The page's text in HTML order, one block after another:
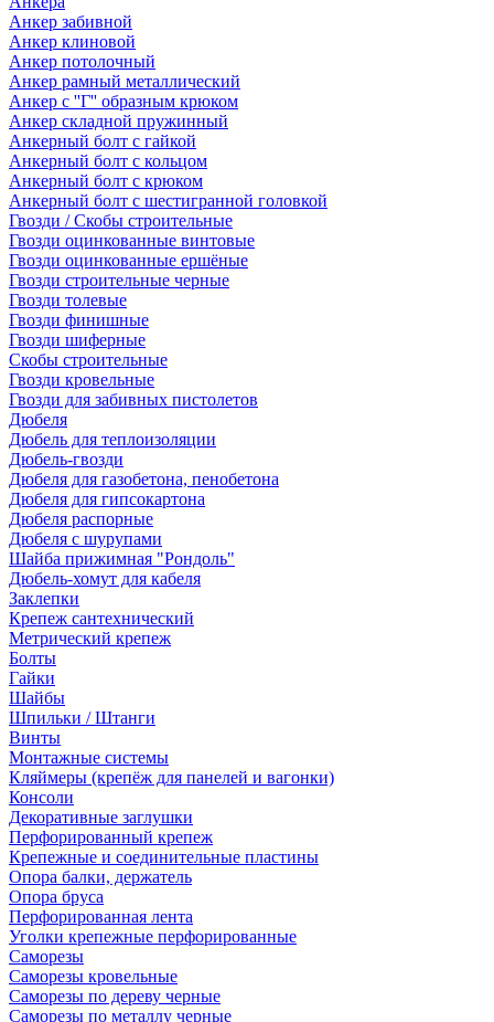
Анкер забивной
Анкер клиновой
Анкер потолочный
Анкер рамный металлический
Анкер с ''Г'' образным крюком
Анкер складной пружинный
Анкерный болт с гайкой
Анкерный болт с кольцом
Анкерный болт с крюком
Анкерный болт с шестигранной головкой
Гвозди / Скобы строительные
Гвозди оцинкованные винтовые
Гвозди оцинкованные ершёные
Гвозди строительные черные
Гвозди толевые
Гвозди финишные
Гвозди шиферные
Скобы строительные
Гвозди кровельные
Гвозди для забивных пистолетов
Дюбеля
Дюбель для теплоизоляции
Дюбель-гвозди
Дюбеля для газобетона, пенобетона
Дюбеля для гипсокартона
Дюбеля распорные
Дюбеля с шурупами
Шайба прижимная "Рондоль"
Дюбель-хомут для кабеля
Заклепки
Крепеж сантехнический
Метрический крепеж
Болты
Гайки
Шайбы
Шпильки / Штанги
Винты
Монтажные системы
Кляймеры (крепёж для панелей и вагонки)
Консоли
Декоративные заглушки
Перфорированный крепеж
Крепежные и соединительные пластины
Опора балки, держатель
Опора бруса
Перфорированная лента
Уголки крепежные перфорированные
Саморезы
Саморезы кровельные
Саморезы по дереву черные
Саморезы по металлу черные